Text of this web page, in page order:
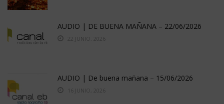
AUDIO | DE BUENA MAÑANA – 22/06/2026
22 JUNIO, 2026
AUDIO | De buena mañana – 15/06/2026
16 JUNIO, 2026